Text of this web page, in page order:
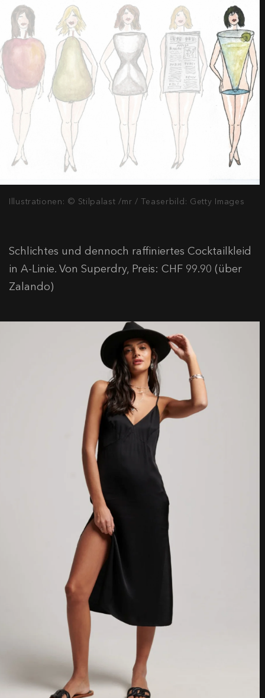
Illustrationen: © Stilpalast /mr / Teaserbild: Getty Images
Schlichtes und dennoch raffiniertes Cocktailkleid
in A-Linie. Von Superdry, Preis: CHF 99.90 (über
Zalando)